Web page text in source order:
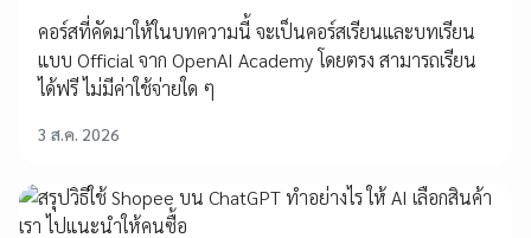
คอร์สที่คัดมาให้ในบทความนี้ จะเป็นคอร์สเรียนและบทเรียน
แบบ Official จาก OpenAI Academy โดยตรง สามารถเรียน
ได้ฟรี ไม่มีค่าใช้จ่ายใด ๆ
3 ส.ค. 2026